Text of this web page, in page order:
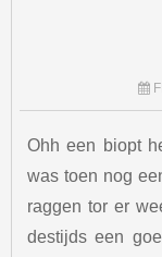
Ohh een biopt
was toen nog
raggen tor er
destijds een